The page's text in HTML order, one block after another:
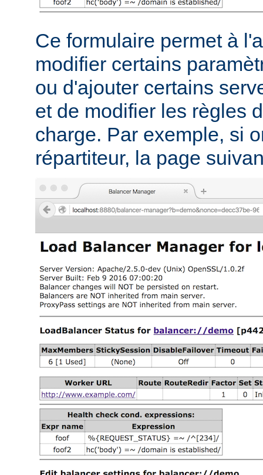
Ce formulaire permet à
modifier certains
ou d'ajouter certains
et de modifier les règles
charge. Par exemple, si
répartiteur, la page